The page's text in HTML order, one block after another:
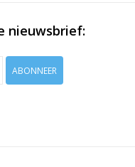
nieuwsbrief:
ABONNEER